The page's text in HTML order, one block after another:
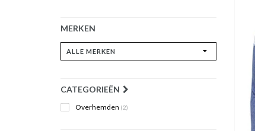
MERKEN
CATEGORIEËN
Overhemden (2)